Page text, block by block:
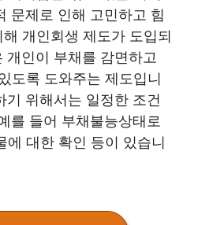
문제로 인해 고민하고 힘
개인회생 제도가 도입되
개인이 부채를 감면하고
도록 도와주는 제도입니
기 위해서는 일정한 조건
를 들어 부채불능상태로
에 대한 확인 등이 있습니